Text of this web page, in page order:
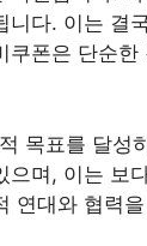
다. 이는 결
폰은 단순
목표를 달
며, 이는 보
연대와 협력